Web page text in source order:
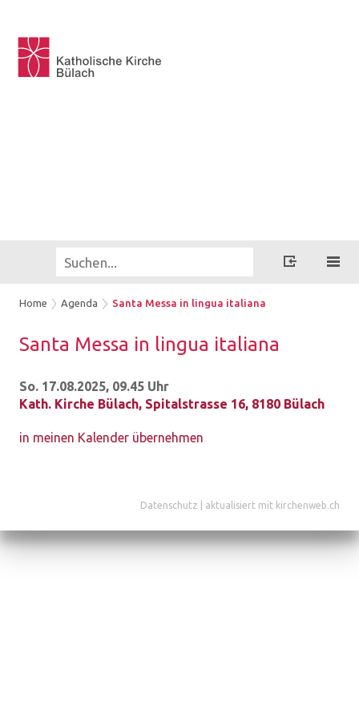
Home Agenda Santa Messa in lingua italiana
Santa Messa in lin­gua ita­lia­na
So. 17.08.2025, 09.45 Uhr
Kath. Kirche Bülach, Spitalstrasse 16, 8180 Bülach
in meinen Kalender übernehmen
Datenschutz aktualisiert mit kirchenweb.ch